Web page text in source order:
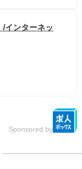
インターネッ
Sponsored by